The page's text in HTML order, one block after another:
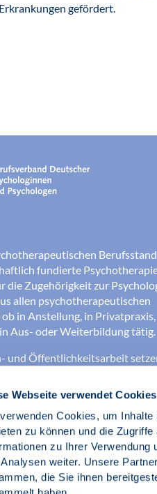
Webseite verwendet Cookies
Cookies, um
zu können und die
zu Ihrer
Analysen weiter. Unsere
die Sie ihnen
gefördert.
Berufsstand
fundierte
die Zugehörigkeit zur
allen psychotherapeutischen
in Anstellung, in Privatpraxis,
Aus- oder Weiterbildung tätig.
und Öffentlichkeitsarbeit
ein, sowie für eine bessere
einen aktiven Berufsstand!
und